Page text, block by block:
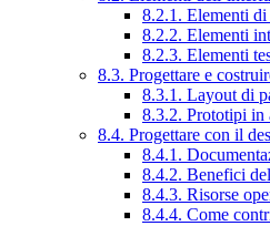
8.2.1. Elementi
8.2.2. Elementi
8.2.3. Elementi
8.3. Progettare e
8.3.1. Layout di
8.3.2. Prototipi in
8.4. Progettare con il
8.4.1.
8.4.2. Benefici
8.4.3. Risorse
8.4.4. Come